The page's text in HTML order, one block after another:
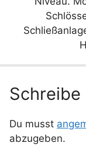
Schreibe
Du musst
abzugeben.